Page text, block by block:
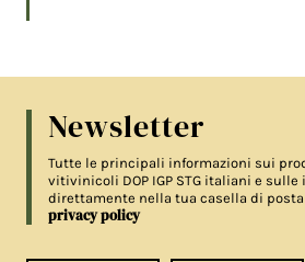
Newsletter
Tutte le principali informazioni sui
vitivinicoli DOP IGP STG italiani e
direttamente nella tua casella di
privacy policy